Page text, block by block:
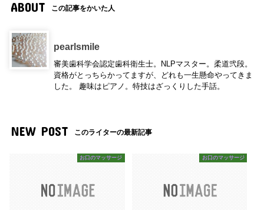
ABOUT この記事をかいた人
pearlsmile
審美歯科学会認定歯科衛生士。NLPマスター。柔道弐段。
資格がとっちらかってますが、どれも一生懸命やってきま
した。 趣味はピアノ。特技はざっくりした手話。
NEW POST このライターの最新記事
お口のマッサージ お口のマッサージ